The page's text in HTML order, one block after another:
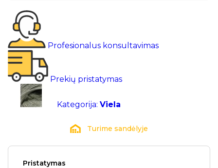
Profesionalus konsultavimas
Prekių pristatymas
Kategorija: Viela
Turime sandėlyje
Pristatymas